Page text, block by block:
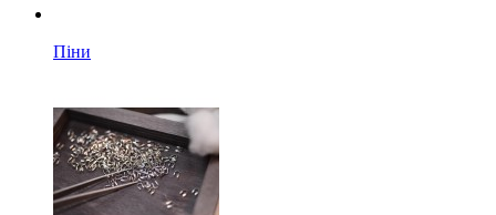
Піни